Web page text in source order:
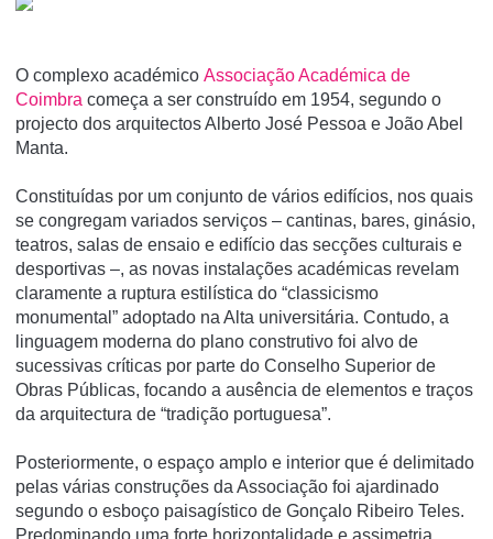
O complexo académico Associação Académica de
Coimbra começa a ser construído em 1954, segundo o
projecto dos arquitectos Alberto José Pessoa e João Abel
Manta.
Constituídas por um conjunto de vários edifícios, nos quais
se congregam variados serviços – cantinas, bares, ginásio,
teatros, salas de ensaio e edifício das secções culturais e
desportivas –, as novas instalações académicas revelam
claramente a ruptura estilística do “classicismo
monumental” adoptado na Alta universitária. Contudo, a
linguagem moderna do plano construtivo foi alvo de
sucessivas críticas por parte do Conselho Superior de
Obras Públicas, focando a ausência de elementos e traços
da arquitectura de “tradição portuguesa”.
Posteriormente, o espaço amplo e interior que é delimitado
pelas várias construções da Associação foi ajardinado
segundo o esboço paisagístico de Gonçalo Ribeiro Teles.
Predominando uma forte horizontalidade e assimetria